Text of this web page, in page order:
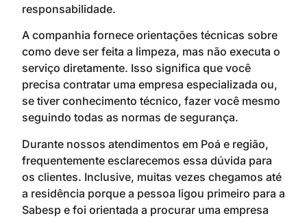
responsabilidade.
A companhia fornece orientações técnicas sobre
como deve ser feita a limpeza, mas não executa o
serviço diretamente. Isso significa que você
precisa contratar uma empresa especializada ou,
se tiver conhecimento técnico, fazer você mesmo
seguindo todas as normas de segurança.
Durante nossos atendimentos em Poá e região,
frequentemente esclarecemos essa dúvida para
os clientes. Inclusive, muitas vezes chegamos até
a residência porque a pessoa ligou primeiro para a
Sabesp e foi orientada a procurar uma empresa